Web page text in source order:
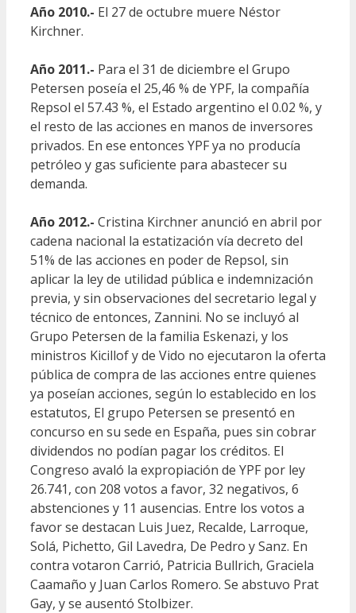
Año 2010.- El 27 de octubre muere Néstor
Kirchner.
Año 2011.- Para el 31 de diciembre el Grupo
Petersen poseía el 25,46 % de YPF, la compañía
Repsol el 57.43 %, el Estado argentino el 0.02 %, y
el resto de las acciones en manos de inversores
privados. En ese entonces ​YPF ya no producía
petróleo y gas suficiente para abastecer su
demanda.
Año 2012.- Cristina Kirchner anunció en abril por
cadena nacional la estatización vía decreto del
51% de las acciones en poder de Repsol, sin
aplicar la ley de utilidad pública e indemnización
previa, y sin observaciones del secretario legal y
técnico de entonces, Zannini. No se incluyó al
Grupo Petersen de la familia Eskenazi, y los
ministros Kicillof y de Vido no ejecutaron la oferta
pública de compra de las acciones entre quienes
ya poseían acciones, según lo establecido en los
estatutos, El grupo Petersen se presentó en
concurso en su sede en España, pues sin cobrar
dividendos no podían pagar los créditos. El
Congreso avaló la expropiación de YPF por ley
26.741, con 208 votos a favor, 32 negativos, 6
abstenciones y 11 ausencias. Entre los votos a
favor se destacan Luis Juez, Recalde, Larroque,
Solá, Pichetto, Gil Lavedra, De Pedro y Sanz. En
contra votaron Carrió, Patricia Bullrich, Graciela
Caamaño y Juan Carlos Romero. Se abstuvo Prat
Gay, y se ausentó Stolbizer.